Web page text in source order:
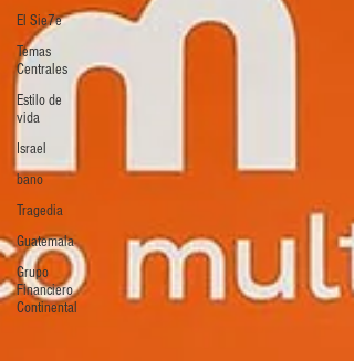
El Sie7e
Temas
Centrales
Estilo de
vida
Israel
bano
Tragedia
Guatemala
Grupo
Financiero
Continental